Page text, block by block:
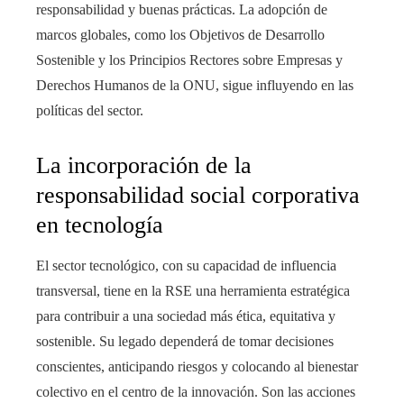
responsabilidad y buenas prácticas. La adopción de
marcos globales, como los Objetivos de Desarrollo
Sostenible y los Principios Rectores sobre Empresas y
Derechos Humanos de la ONU, sigue influyendo en las
políticas del sector.
La incorporación de la
responsabilidad social corporativa
en tecnología
El sector tecnológico, con su capacidad de influencia
transversal, tiene en la RSE una herramienta estratégica
para contribuir a una sociedad más ética, equitativa y
sostenible. Su legado dependerá de tomar decisiones
conscientes, anticipando riesgos y colocando al bienestar
colectivo en el centro de la innovación. Son las acciones